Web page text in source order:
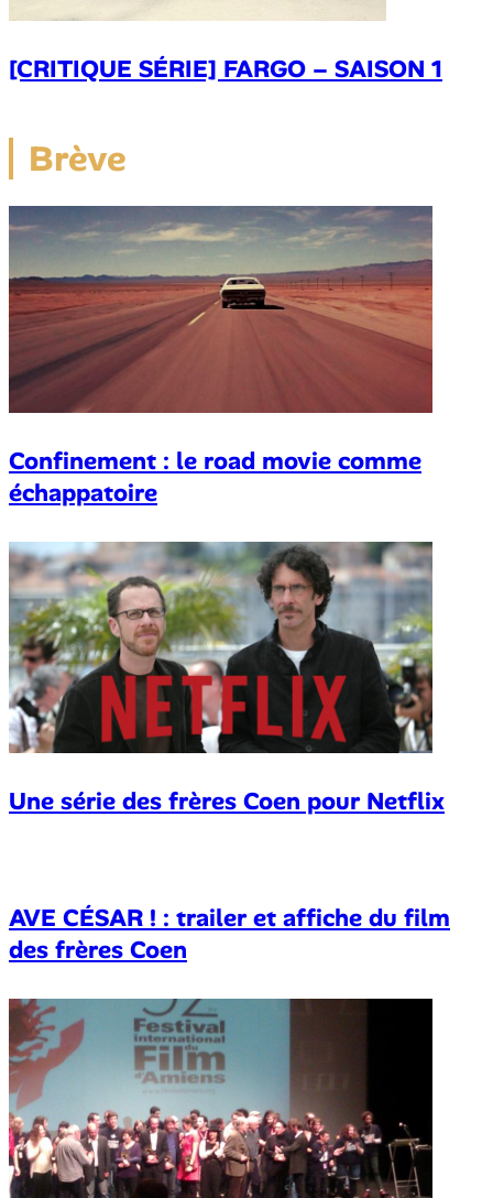
[CRITIQUE SÉRIE] FARGO – SAISON 1
Brève
Confinement : le road movie comme
échappatoire
Une série des frères Coen pour Netflix
AVE CÉSAR ! : trailer et affiche du film
des frères Coen